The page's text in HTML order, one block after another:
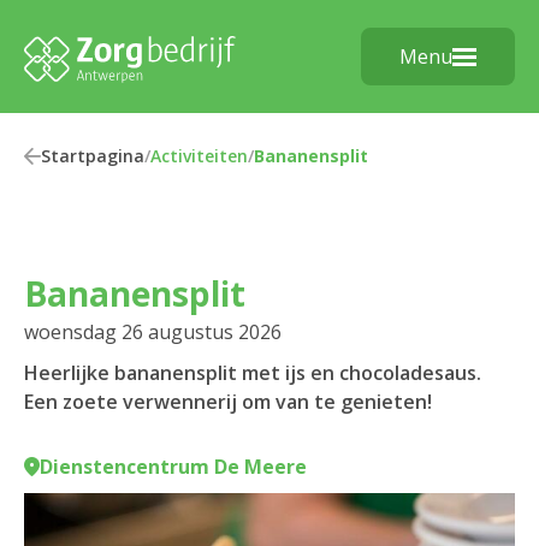
Menu
Startpagina/Activiteiten/Bananensplit
Bananensplit
woensdag 26 augustus 2026
Heerlijke bananensplit met ijs en chocoladesaus.
Een zoete verwennerij om van te genieten!
Dienstencentrum De Meere